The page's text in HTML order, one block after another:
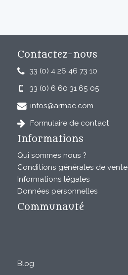
Contactez-nous
33 (0) 4 26 46 73 10
33 (0) 6 60 31 65 05
infos@armae.com
Formulaire de contact
Informations
Qui sommes nous ?
Conditions générales de vente
Informations légales
Données personnelles
Communauté
Blog